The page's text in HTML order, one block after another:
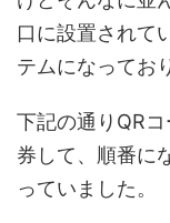
口に設置されて
テムになってお
下記の通りQR
券して、順番に
っていました。